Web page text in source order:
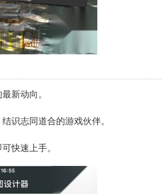
新动向。
识志同道合的游戏伙伴。
快速上手。